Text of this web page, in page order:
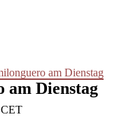
am Dienstag
am Dienstag
CET